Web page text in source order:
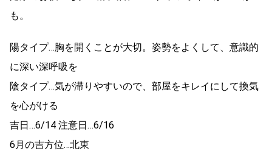
も。
陽タイプ…胸を開くことが大切。姿勢をよくして、意識的
に深い深呼吸を
陰タイプ…気が滞りやすいので、部屋をキレイにして換気
を心がける
吉日…6/14 注意日…6/16
6月の吉方位…北東